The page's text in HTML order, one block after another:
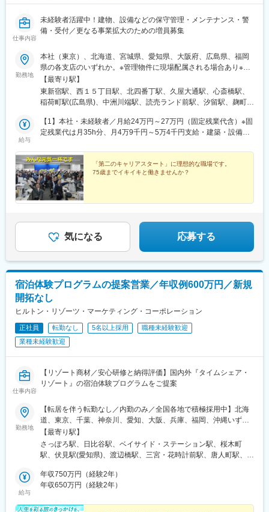
仕事内容
未経験者活躍中！建物、設備などの保守管理・メンテナンス・警
備・受付／更なる事業拡大のための増員募集
勤務地
本社（東京）、北海道、宮城県、愛知県、大阪府、広島県、福岡
県の各支店のいずれか。※管理物件に現場配属される場合あり※受
動喫煙対策あり【1】本社1：東京都新宿区新宿6-24-16新宿6丁目
ビル6階連絡先：03-5287-10072：日本テレビ生田スタジオ神奈川
県川崎市多摩区菅仙谷3-20-13：日本テレビタワー東京都港区東新
【2】北海道支店北海道札幌市中央区連絡先：011-231-2031【3】
東北支店宮城県仙台市青葉区連絡先：022-714-6681【4】中部支
店大阪府大阪市中央区西心斎橋連絡先：06-4704-0385【6】中四
国支店広島県広島市南区連絡先：082-568-6123【7】九州支店福
岡県福岡市博多区中洲連絡先：092-261-5877
【最寄り駅】
東新宿駅、西１５丁目駅、北四番丁駅、久屋大通駅、心斎橋駅、
稲荷町駅(広島県)、中洲川端駅、読売ランド前駅、汐留駅、麹町
四ツ橋駅、的場町駅、呉服町駅(福岡県)、新橋駅、市ケ谷駅、中央
区役所前駅、栄駅(愛知県)、大阪難波駅、段原一丁目駅、天神駅、
給与
【1】本社・未経験者／月給24万円～27万円（固定残業代含）※固
定残業代は月35h分、月4万9千円～5万4千円支給・建築・設備技
分、月6万1千円～7万1千円支給・ビル管理人※都内勤務／月給22
万円～25万円（固定残業代含）※固定残業代は月20h分、月2万8千
円～3万2千円支給・ビルの設備管理※新橋・麹町エリア/月給30万
～35万円（固定残業代含）※固定残業代は月20h分／月3万円～7万
5千円支給千葉県または神奈川県／月給23万円～26万円（固定残
※固定残業代は月35h分、月6万1千円～7万1千円支給・建築・設備
技術者／月給28万円～35万円（固定残業代含）※固定残業代は月
35h分、月5万7千円～7万1千円支給＜共通項目＞※固定残業代は時
間外労働の有無に関わらず支給(超過分は追加で支給)※経験やスキ
ル、前職などに応じて当社規定により決定
「第二のキャリアスタート」に理想的な職場です。
75歳までイキイキと働きませんか？
気になる 応募する
宿泊体験プログラムの提案営業／年収例600万円／新規
開拓なし
ヒルトン・リゾーツ・マーケティング・コーポレーション
正社員 転勤なし 5名以上採用
職種未経験歓迎
業種未経験歓迎
仕事内容
【リゾート商材／安心研修と納得評価】国内外『タイムシェア・
リゾート』の宿泊体験プログラムをご提案
勤務地
【転居を伴う転勤なし／内勤のみ／全国各地で積極採用中】北海
道、東京、千葉、神奈川、愛知、大阪、兵庫、福岡、沖縄いずれ
かのバケーション・ギャラリーにて勤務していただきます。★外
回りはありません！完全内勤での業務となります。※勤務地は希望
を考慮し決定します※関西エリアは圏内バケーション・ギャラリー
二条西4-1<関東>■日比谷東京都千代田区有楽町1-5-1■東京ベイ千
葉県浦安市舞浜1-8■横浜神奈川県横浜市西区みなとみらい2-2-1<
ン・ギャラリーをシフト勤務■大阪大阪市北区中之島3-2-4■神戸兵
【最寄り駅】
さっぽろ駅、日比谷駅、ベイサイド・ステーション駅、桜木町
駅、伏見駅(愛知県)、渡辺橋駅、三宮・花時計前駅、唐人町駅、市
ター駅、肥後橋駅、神戸三宮駅(阪神)、札幌駅、銀座駅、丸の内駅
(愛知県)、大江橋駅、神戸三宮駅(阪急・神戸高速)
給与
年収750万円（経験2年）
年収650万円（経験2年）